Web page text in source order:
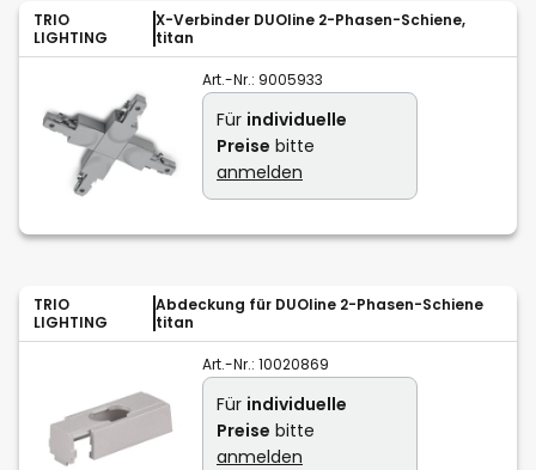
TRIO
LIGHTING
X-Verbinder DUOline 2-Phasen-Schiene,
titan
Art.-Nr.: 9005933
Für individuelle
Preise bitte
anmelden
TRIO
LIGHTING
Abdeckung für DUOline 2-Phasen-Schiene
titan
Art.-Nr.: 10020869
Für individuelle
Preise bitte
anmelden